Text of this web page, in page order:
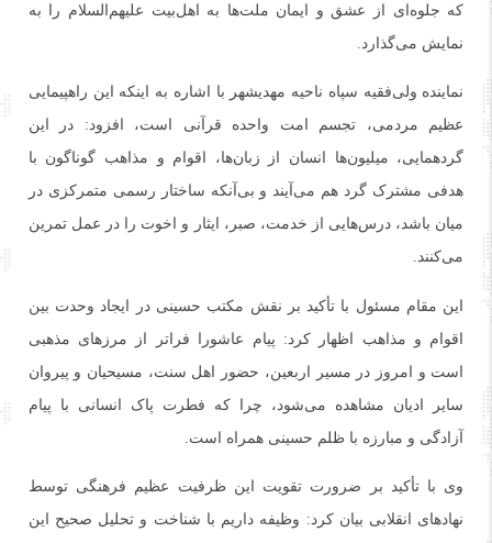
که جلوه‌ای از عشق و ایمان ملت‌ها به اهل‌بیت علیهم‌السلام را به
نمایش می‌گذارد.
نماینده ولی‌فقیه سپاه ناحیه مهدیشهر با اشاره به اینکه این راهپیمایی
عظیم مردمی، تجسم امت واحده قرآنی است، افزود: در این
گردهمایی، میلیون‌ها انسان از زبان‌ها، اقوام و مذاهب گوناگون با
هدفی مشترک گرد هم می‌آیند و بی‌آنکه ساختار رسمی متمرکزی در
میان باشد، درس‌هایی از خدمت، صبر، ایثار و اخوت را در عمل تمرین
می‌کنند.
این مقام مسئول با تأکید بر نقش مکتب حسینی در ایجاد وحدت بین
اقوام و مذاهب اظهار کرد: پیام عاشورا فراتر از مرزهای مذهبی
است و امروز در مسیر اربعین، حضور اهل سنت، مسیحیان و پیروان
سایر ادیان مشاهده می‌شود، چرا که فطرت پاک انسانی با پیام
آزادگی و مبارزه با ظلم حسینی همراه است.
وی با تأکید بر ضرورت تقویت این ظرفیت عظیم فرهنگی توسط
نهادهای انقلابی بیان کرد: وظیفه داریم با شناخت و تحلیل صحیح این